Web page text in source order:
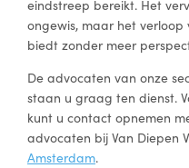
eindstreep bereikt. Het
ongewis, maar het
biedt zonder meer
De advocaten van onze
staan u graag ten dienst.
kunt u contact opnemen
advocaten bij Van Diepen
Amsterdam.